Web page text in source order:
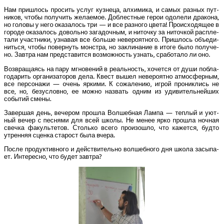
Нам при­шлось про­сить услуг куз­не­ца, алхи­ми­ка, и самых раз­ных пут­
ни­ков, что­бы полу­чить жела­е­мое. Доб­лест­ные герои одо­ле­ли дра­ко­на,
но голо­вы у него ока­за­лось три — и все раз­но­го цве­та! Про­ис­хо­дя­щее в
горо­де ока­за­лось доволь­но зага­доч­ным, и ниточ­ку за ниточ­кой рас­пле­
та­ли участ­ни­ки, узна­вая все боль­ше неве­ро­ят­но­го. При­шлось объ­еди­
нить­ся, что­бы повер­нуть мон­стра, но закли­на­ние в ито­ге было полу­че­
но. Зав­тра нам пред­ста­вит­ся воз­мож­ность узнать, сра­бо­та­ло ли оно.
Воз­вра­ща­ясь на пару мгно­ве­ний в реаль­ность, хочет­ся от души побла­
го­да­рить орга­ни­за­то­ров дела. Квест вышел неве­ро­ят­но атмо­сфер­ным,
все пер­со­на­жи — очень ярки­ми. К сожа­ле­нию, игрой про­ник­лись не
все, но, без­услов­но, ее мож­но назвать одним из уди­ви­тель­ней­ших
собы­тий смены.
Завер­шая день, вече­ром про­шла Вол­шеб­ная Лам­па — теп­лый и уют­
ный вечер с пес­ня­ми для всей шко­лы. Не менее ярко про­шла ноч­ная
свеч­ка факуль­те­тов. Столь­ко все­го про­изо­шло, что кажет­ся, буд­то
утрен­няя сцен­ка ста­рост была вчера.
После про­дук­тив­но­го и дей­стви­тель­но вол­шеб­но­го дня шко­ла засы­па­
ет. Инте­рес­но, что будет завтра?